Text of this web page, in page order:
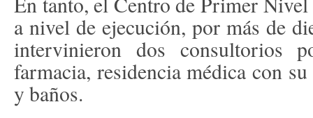
a nivel de ejecución, por más de
intervinieron dos consultorios
farmacia, residencia médica con
y baños.